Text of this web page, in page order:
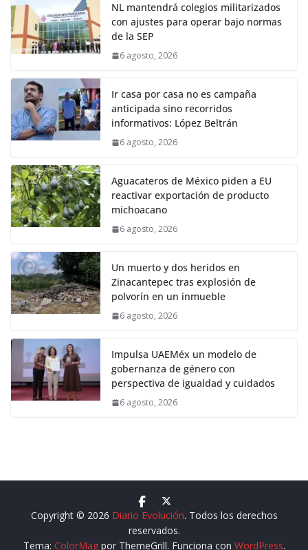
NL mantendrá colegios militarizados
con ajustes para operar bajo normas
de la SEP
6 agosto, 2026
Ir casa por casa no es campaña
anticipada sino recorridos
informativos: López Beltrán
6 agosto, 2026
Aguacateros de México piden a EU
reactivar exportación de producto
michoacano
6 agosto, 2026
Un muerto y dos heridos en
Zinacantepec tras explosión de
polvorín en un inmueble
6 agosto, 2026
Impulsa UAEMéx un modelo de
gobernanza de género con
perspectiva de igualdad y cuidados
6 agosto, 2026
Copyright © 2026 Diario Evolución. Todos los derechos
reservados.
Tema: ColorMagpor ThemeGrill. Funciona con WordPress.